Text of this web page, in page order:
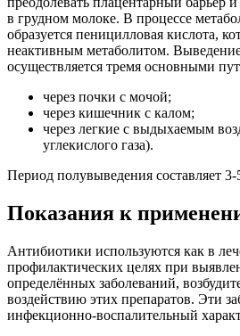
в грудном молоке. В процессе
образуется пеницилловая кислота,
неактивным метаболитом.
осуществляется тремя основными
через почки с мочой;
через кишечник с калом;
через легкие с выдыхаемым
углекислого газа).
Период полувыведения составляет 3-
Показания к
Антибиотики используются как в
профилактических целях при
определённых заболеваний,
воздействию этих препаратов. Эти
инфекционно-воспалительный